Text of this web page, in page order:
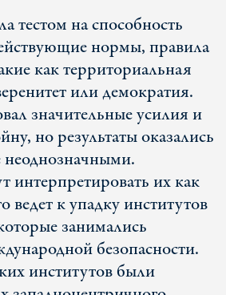
тестом на способность
нормы, правила
как территориальная
или демократия.
значительные усилия и
но результаты оказались
интерпретировать их как
ведет к упадку институтов
занимались
безопасности.
институтов были